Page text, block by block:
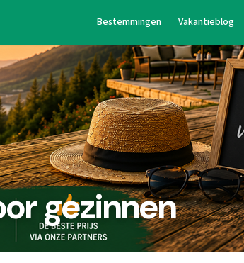
Bestemmingen Vakantieblog
gezinnen